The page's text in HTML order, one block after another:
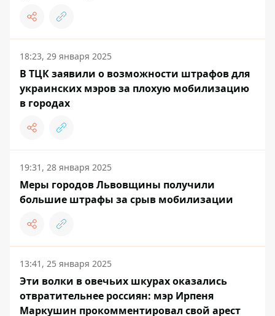
18:23, 29 января 2025
В ТЦК заявили о возможности штрафов для
украинских мэров за плохую мобилизацию
в городах
19:31, 28 января 2025
Меры городов Львовщины получили
большие штрафы за срыв мобилизации
13:41, 25 января 2025
Эти волки в овечьих шкурах оказались
отвратительнее россиян: мэр Ирпеня
Маркушин прокомментировал свой арест